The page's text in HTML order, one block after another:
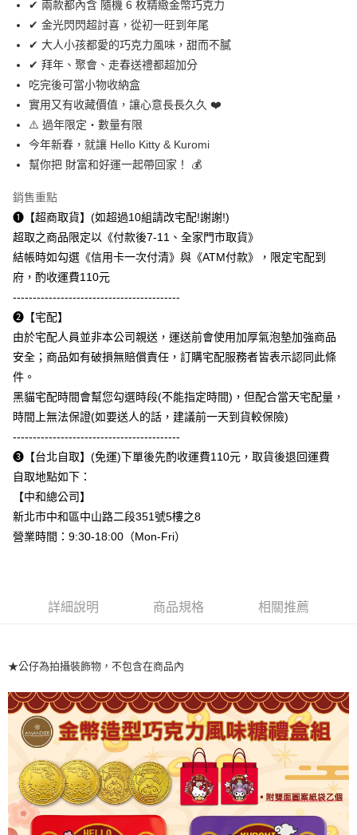
ATM／網路銀行／等多元方式進行付款，方視為交易完成。
※ 請注意：結帳手續完成當下不需立刻繳費，但若您需要取消訂單，請聯絡
購買商品的店家。未經商家同意取消之訂單仍視為有效，需透過AFTEE先享
後付繳納相關費用。
※ 交易是否成功請以「AFTEE先享後付 」之結帳頁面顯示為準，若有關於
是否繳費成功／繳費後需取消欲退款等相關疑問，請聯繫「AFTEE先享後付
客戶支援中心」
https://netprotections.freshdesk.com/support/home
【注意事項】
１．透過由恩沛科技股份有限公司提供之「AFTEE先享後付」服務完成之交
２．關於個人資料處理事宜，請瀏覽以下網址：
https://aftee.tw/terms/#terms3
３．未成年的使用者請事先徵得法定代理人或監護人之同意方可使用
「AFTEE先享後付」，若未經同意申辦者引起之損失，本公司不負相關責
任。
４．使用「AFTEE先享後付」時，將依據個別帳號之用戶狀況，依本公司即
５．嚴禁一人註冊多個帳號或使用他人資訊註冊。若發現惡意使用之情形，
恩沛科技股份有限公司將有權停止該用戶之使用額度並採取法律行動。
每筆NT$60，滿NT$299(含以上)免運費
常溫宅配
每筆NT$110，滿NT$1,500(含以上)免運費
中和自取(取貨後退110元運費)
每筆NT$110
✔ 兩款都內含 隨機 6 枚精緻金幣巧克力
✔ 金光閃閃超討喜，從初一旺到年尾
✔ 大人小孩都愛的巧克力風味，甜而不膩
✔ 拜年、聚會、走春送禮都超加分
吃完後可當小物收納盒
實用又有收藏價值，讓心意長長久久 ❤️
⚠️ 過年限定・數量有限
今年新春，就讓 Hello Kitty & Kuromi
幫你把 財富和好運一起帶回家！ 💰
銷售重點
➊【超商取貨】(如超過10組請改宅配!謝謝!)
超取之商品限定以《付款後7-11、全家門市取貨》
結帳時如勾選《信用卡一次付清》與《ATM付款》，限定宅配到
府，酌收運費110元
------------------------------------------
➋【宅配】
由於宅配人員並非本公司親送，運送前會使用加厚氣泡墊加強商品
安全；商品如有破損無賠償責任，訂購宅配服務者皆表示認同此條
件。
黑貓宅配時間會幫您勾選時段(不能指定時間)，但配合當天宅配量，
時間上無法保證(如要送人的話，建議前一天到貨較保險)
------------------------------------------
➌【台北自取】(免運)下單後先酌收運費110元，取貨後退回運費
自取地點如下：
【中和總公司】
新北市中和區中山路二段351號5樓之8
營業時間：9:30-18:00（Mon-Fri）
詳細說明 商品規格 相關推薦
★公仔為拍攝裝飾物，不包含在商品內